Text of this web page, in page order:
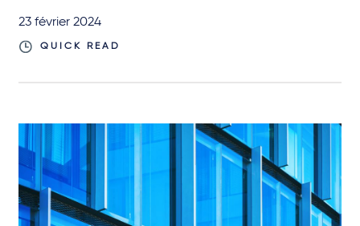
23 février 2024
QUICK READ